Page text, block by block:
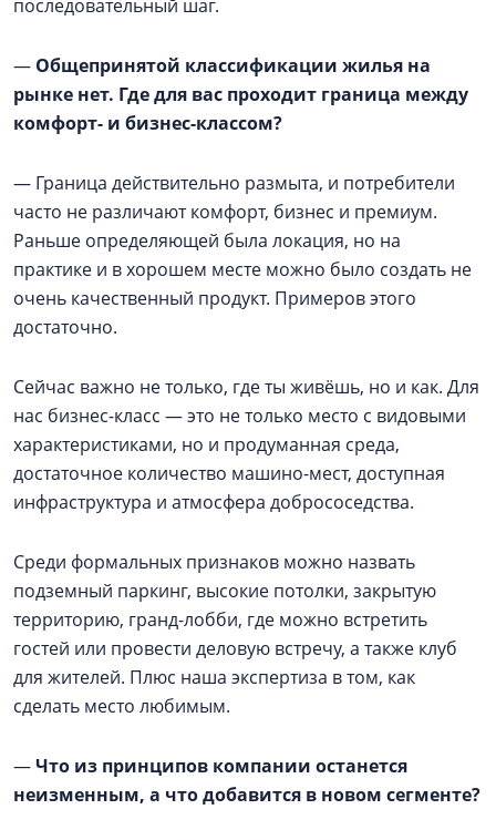
последовательный шаг.
— Общепринятой классификации жилья на
рынке нет. Где для вас проходит граница между
комфорт- и бизнес-классом?
— Граница действительно размыта, и потребители
часто не различают комфорт, бизнес и премиум.
Раньше определяющей была локация, но на
практике и в хорошем месте можно было создать не
очень качественный продукт. Примеров этого
достаточно.
Сейчас важно не только, где ты живёшь, но и как. Для
нас бизнес-класс — это не только место с видовыми
характеристиками, но и продуманная среда,
достаточное количество машино-мест, доступная
инфраструктура и атмосфера добрососедства.
Среди формальных признаков можно назвать
подземный паркинг, высокие потолки, закрытую
территорию, гранд-лобби, где можно встретить
гостей или провести деловую встречу, а также клуб
для жителей. Плюс наша экспертиза в том, как
сделать место любимым.
—Что из принципов компании останется
неизменным, а что добавится в новом сегменте?